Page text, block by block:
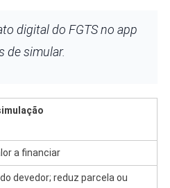
digital do FGTS no app
de simular.
a financiar
devedor; reduz parcela ou